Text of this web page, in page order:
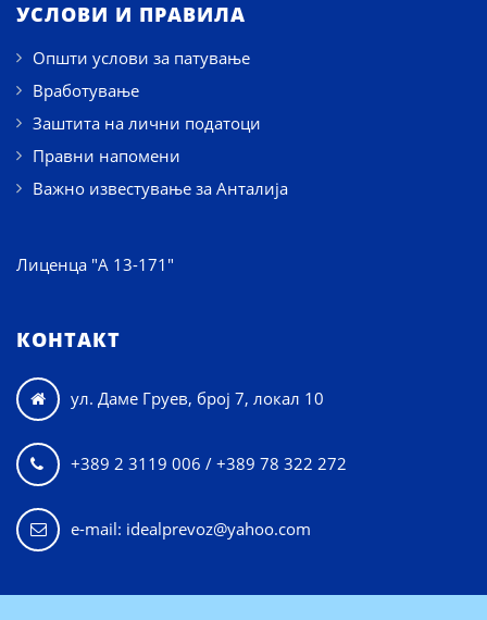
УСЛОВИ И ПРАВИЛА
Општи услови за патување
Вработување
Заштита на лични податоци
Правни напомени
Важно известување за Анталија
Лиценца "А 13-171"
КОНТАКТ
 ул. Даме Груев, број 7, локал 10
 +389 2 3119 006 / +389 78 322 272
e-mail: idealprevoz@yahoo.com